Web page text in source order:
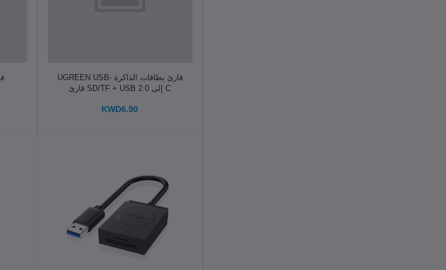
الإضافة إلى سلة التسوق
قارئ بطاقات الذاكرة UGREEN USB-
C إلى SD/TF + USB 2.0 قارئ
KWD6.90